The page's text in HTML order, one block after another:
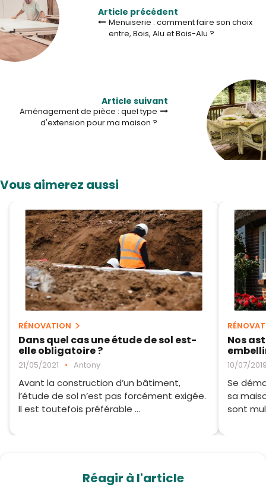
Article précédent
Menuiserie : comment faire son choix
entre, Bois, Alu et Bois-Alu ?
Article suivant
Aménagement de pièce : quel type
d'extension pour ma maison ?
Vous aimerez aussi
RÉNOVATION
Dans quel cas une étude de sol est-
elle obligatoire ?
21/05/2021 • Antony
Avant la construction d’un bâtiment,
l’étude de sol n’est pas forcément exigée.
Il est toutefois préférable ...
Nos
10/07/
Se
sa
sont
Réagir à l'article